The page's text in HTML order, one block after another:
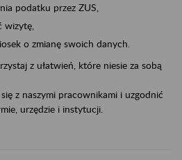
podatku przez ZUS,
wizytę,
o zmianę swoich danych.
z ułatwień, które niesie za sobą
z naszymi pracownikami i uzgodnić
urzędzie i instytucji.